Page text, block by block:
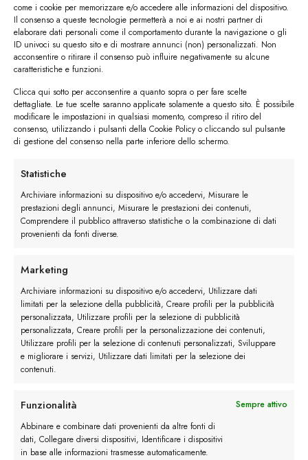
come i cookie per memorizzare e/o accedere alle informazioni del dispositivo.
Il consenso a queste tecnologie permetterà a noi e ai nostri partner di
elaborare dati personali come il comportamento durante la navigazione o gli
ID univoci su questo sito e di mostrare annunci (non) personalizzati. Non
acconsentire o ritirare il consenso può influire negativamente su alcune
caratteristiche e funzioni.
Clicca qui sotto per acconsentire a quanto sopra o per fare scelte
dettagliate. Le tue scelte saranno applicate solamente a questo sito. È possibile
modificare le impostazioni in qualsiasi momento, compreso il ritiro del
consenso, utilizzando i pulsanti della Cookie Policy o cliccando sul pulsante
di gestione del consenso nella parte inferiore dello schermo.
Statistiche
Archiviare informazioni su dispositivo e/o accedervi, Misurare le
prestazioni degli annunci, Misurare le prestazioni dei contenuti,
Comprendere il pubblico attraverso statistiche o la combinazione di dati
provenienti da fonti diverse.
Marketing
Archiviare informazioni su dispositivo e/o accedervi, Utilizzare dati
limitati per la selezione della pubblicità, Creare profili per la pubblicità
personalizzata, Utilizzare profili per la selezione di pubblicità
personalizzata, Creare profili per la personalizzazione dei contenuti,
Utilizzare profili per la selezione di contenuti personalizzati, Sviluppare
e migliorare i servizi, Utilizzare dati limitati per la selezione dei
contenuti.
Funzionalità
Sempre attivo
Abbinare e combinare dati provenienti da altre fonti di
dati, Collegare diversi dispositivi, Identificare i dispositivi
in base alle informazioni trasmesse automaticamente.
La Francesina Goodyear
€319.00
La Francesina Semi Brogue
Goodyear
€319.00
Monk Strap Brogue
€295.00
295.00
Minneapolis
€ 215.00